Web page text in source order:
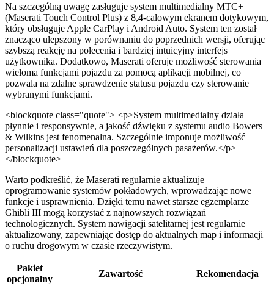
Na szczególną uwagę zasługuje system multimedialny MTC+
(Maserati Touch Control Plus) z 8,4-calowym ekranem dotykowym,
który obsługuje Apple CarPlay i Android Auto. System ten został
znacząco ulepszony w porównaniu do poprzednich wersji, oferując
szybszą reakcję na polecenia i bardziej intuicyjny interfejs
użytkownika. Dodatkowo, Maserati oferuje możliwość sterowania
wieloma funkcjami pojazdu za pomocą aplikacji mobilnej, co
pozwala na zdalne sprawdzenie statusu pojazdu czy sterowanie
wybranymi funkcjami.
<blockquote class="quote"> <p>System multimedialny działa
płynnie i responsywnie, a jakość dźwięku z systemu audio Bowers
& Wilkins jest fenomenalna. Szczególnie imponuje możliwość
personalizacji ustawień dla poszczególnych pasażerów.</p>
</blockquote>
Warto podkreślić, że Maserati regularnie aktualizuje
oprogramowanie systemów pokładowych, wprowadzając nowe
funkcje i usprawnienia. Dzięki temu nawet starsze egzemplarze
Ghibli III mogą korzystać z najnowszych rozwiązań
technologicznych. System nawigacji satelitarnej jest regularnie
aktualizowany, zapewniając dostęp do aktualnych map i informacji
o ruchu drogowym w czasie rzeczywistym.
Pakiet
opcjonalny
Zawartość Rekomendacja